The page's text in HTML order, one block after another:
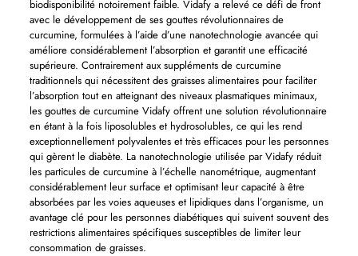
biodisponibilité notoirement faible. Vidafy a relevé ce défi de front
avec le développement de ses gouttes révolutionnaires de
curcumine, formulées à l’aide d’une nanotechnologie avancée qui
améliore considérablement l’absorption et garantit une efficacité
supérieure. Contrairement aux suppléments de curcumine
traditionnels qui nécessitent des graisses alimentaires pour faciliter
l’absorption tout en atteignant des niveaux plasmatiques minimaux,
les gouttes de curcumine Vidafy offrent une solution révolutionnaire
en étant à la fois liposolubles et hydrosolubles, ce qui les rend
exceptionnellement polyvalentes et très efficaces pour les personnes
qui gèrent le diabète. La nanotechnologie utilisée par Vidafy réduit
les particules de curcumine à l’échelle nanométrique, augmentant
considérablement leur surface et optimisant leur capacité à être
absorbées par les voies aqueuses et lipidiques dans l’organisme, un
avantage clé pour les personnes diabétiques qui suivent souvent des
restrictions alimentaires spécifiques susceptibles de limiter leur
consommation de graisses.